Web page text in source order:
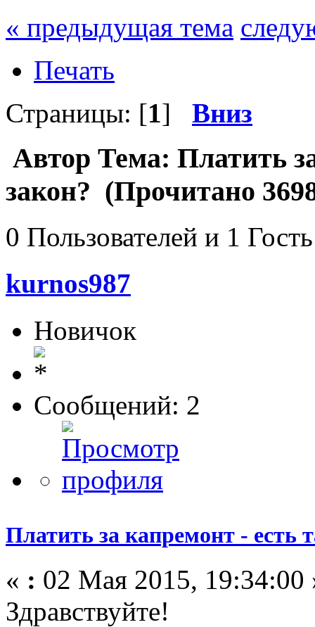
« предыдущая тема
Печать
Страницы: [1] Вниз
Автор Тема: Платить
закон? (Прочитано
0 Пользователей и 1
kurnos987
Новичок
Сообщений: 2
Платить за капремонт - есть
« : 02 Мая 2015, 19:34:00
Здравствуйте!